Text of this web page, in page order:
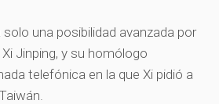
una posibilidad avanzada por
Jinping, y su homólogo
telefónica en la que Xi pidió a